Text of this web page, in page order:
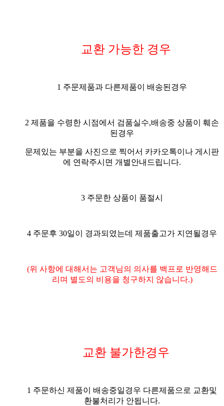
교환 가능한 경우
1 주문제품과 다른제품이 배송된경우
2 제품을 수령한 시점에서 검품실수,배송중 상품이 훼손
된경우
문제있는 부분을 사진으로 찍어서 카카오톡이나 게시판
에 연락주시면 개별안내드립니다.
3 주문한 상품이 품절시
4 주문후 30일이 경과되였는데 제품출고가 지연될경우
(위 사항에 대해서는 고객님의 의사를 백프로 반영해드
리며 별도의 비용을 청구하지 않습니다.)
교환 불가한경우
1 주문하신 제품이 배송중일경우 다른제품으로 교환및
환불처리가 안됩니다.